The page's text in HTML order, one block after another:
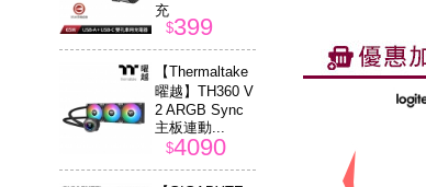
充
$399
【Thermaltake
曜越】TH360 V
2 ARGB Sync
主板連動...
$4090